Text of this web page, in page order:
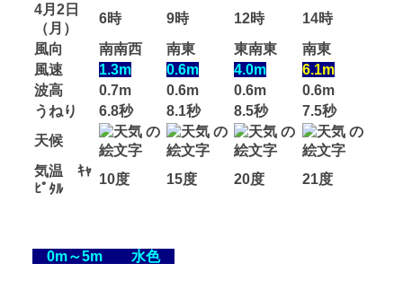
4月2日
（月）
6時 9時 12時
14時
風向
南南西 南東 東南東
南東
風速
1.3m 0.6m 4.0m
6.1m
波高
0.7m 0.6m 0.6m
0.6m
うねり
6.8秒 8.1秒 8.5秒
7.5秒
天候
気温 ｷｬ
ﾋﾟﾀﾙ
10度 15度 20度 21度
0m～5m 水色